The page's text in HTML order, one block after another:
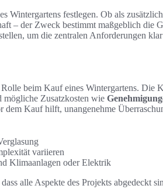
Wintergartens festlegen. Ob als
– der Zweck bestimmt maßgeblich die
um die zentralen Anforderungen
Rolle beim Kauf eines Wintergartens. Die
mögliche Zusatzkosten wie
Kauf hilft, unangenehme
variieren
Klimaanlagen oder Elektrik
alle Aspekte des Projekts abgedeckt